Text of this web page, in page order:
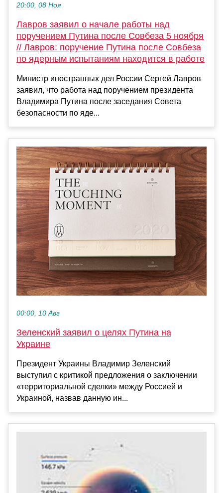
20:00, 08 Ноя
Лавров заявил о начале работы над
поручением Путина после Совбеза 5 ноября
// Лавров: поручение Путина после Совбеза
по ядерным испытаниям находится в работе
Министр иностранных дел России Сергей Лавров
заявил, что работа над поручением президента
Владимира Путина после заседания Совета
безопасности по яде...
00:00, 10 Авг
Зеленский заявил о целях Путина на
Украине
Президент Украины Владимир Зеленский
выступил с критикой предложения о заключении
«территориальной сделки» между Россией и
Украиной, назвав данную ин...